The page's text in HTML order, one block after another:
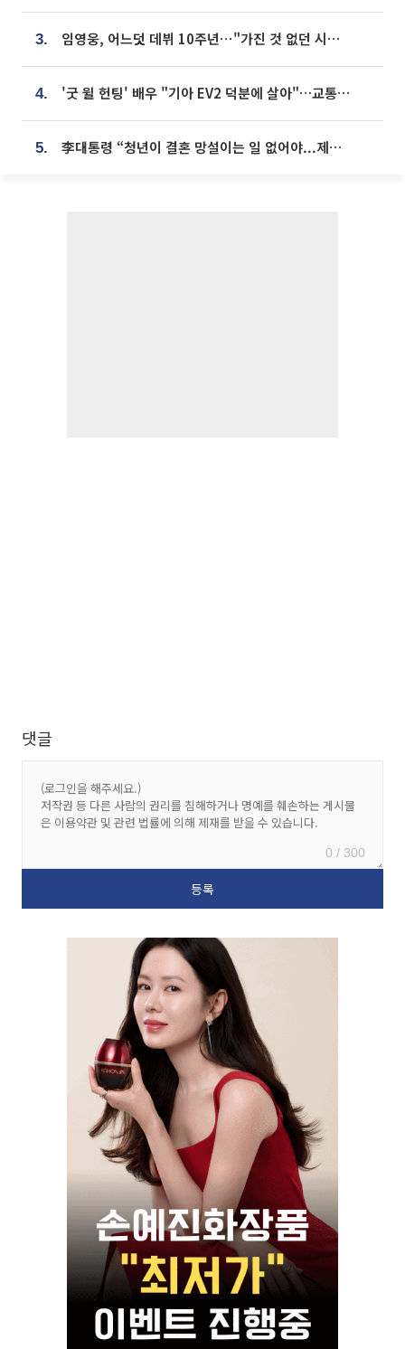
3. 임영웅, 어느덧 데뷔 10주년⋯"가진 것 없던 시절, 내 앞엔 20명의 팬뿐"
4. '굿 윌 헌팅' 배우 "기아 EV2 덕분에 살아"…교통사고 후 안전성 극찬
5. 李대통령 “청년이 결혼 망설이는 일 없어야...제도상 불이익 조사”
댓글
0 / 300